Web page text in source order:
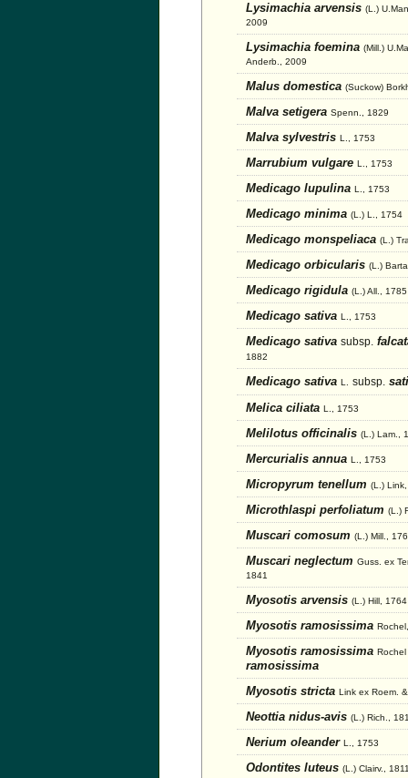
Lysimachia arvensis (L.)
2009
Lysimachia foemina (Mill.)
Anderb., 2009
Malus domestica (Suckow)
Malva setigera Spenn., 1829
Malva sylvestris L., 1753
Marrubium vulgare L., 1753
Medicago lupulina L., 1753
Medicago minima (L.) L., 1754
Medicago monspeliaca (L.)
Medicago orbicularis (L.)
Medicago rigidula (L.) All., 1785
Medicago sativa L., 1753
Medicago sativa subsp.
1882
Medicago sativa L. subsp.
Melica ciliata L., 1753
Melilotus officinalis (L.) Lam.,
Mercurialis annua L., 1753
Micropyrum tenellum (L.)
Microthlaspi perfoliatum (L.)
Muscari comosum (L.) Mill.,
Muscari neglectum Guss. ex
1841
Myosotis arvensis (L.) Hill, 1764
Myosotis ramosissima
Myosotis ramosissima Rochel
ramosissima
Myosotis stricta Link ex Roem.
Neottia nidus-avis (L.) Rich.,
Nerium oleander L., 1753
Odontites luteus (L.) Clairv.,